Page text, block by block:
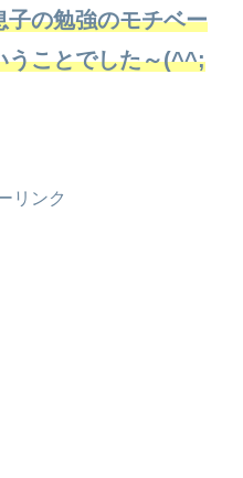
子の勉強のモチベー
うことでした～(^^;
リンク